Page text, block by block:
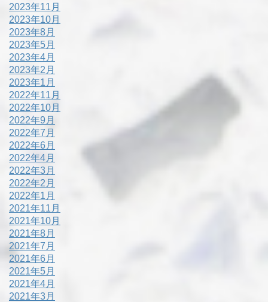
2023年11月
2023年10月
2023年8月
2023年5月
2023年4月
2023年2月
2023年1月
2022年11月
2022年10月
2022年9月
2022年7月
2022年6月
2022年4月
2022年3月
2022年2月
2022年1月
2021年11月
2021年10月
2021年8月
2021年7月
2021年6月
2021年5月
2021年4月
2021年3月